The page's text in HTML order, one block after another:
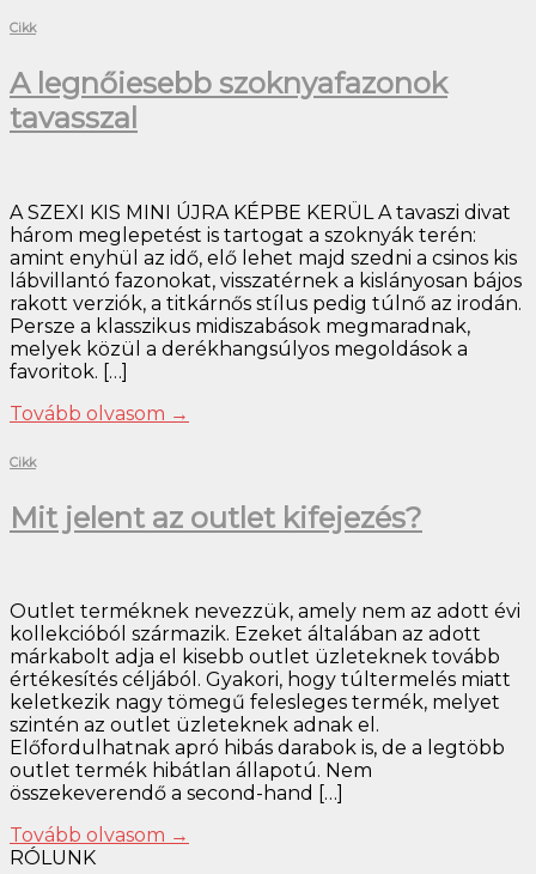
Cikk
A legnőiesebb szoknyafazonok
tavasszal
A SZEXI KIS MINI ÚJRA KÉPBE KERÜL A tavaszi divat
három meglepetést is tartogat a szoknyák terén:
amint enyhül az idő, elő lehet majd szedni a csinos kis
lábvillantó fazonokat, visszatérnek a kislányosan bájos
rakott verziók, a titkárnős stílus pedig túlnő az irodán.
Persze a klasszikus midiszabások megmaradnak,
melyek közül a derékhangsúlyos megoldások a
favoritok. […]
Tovább olvasom →
Cikk
Mit jelent az outlet kifejezés?
Outlet terméknek nevezzük, amely nem az adott évi
kollekcióból származik. Ezeket általában az adott
márkabolt adja el kisebb outlet üzleteknek tovább
értékesítés céljából. Gyakori, hogy túltermelés miatt
keletkezik nagy tömegű felesleges termék, melyet
szintén az outlet üzleteknek adnak el.
Előfordulhatnak apró hibás darabok is, de a legtöbb
outlet termék hibátlan állapotú. Nem
összekeverendő a second-hand […]
Tovább olvasom →
RÓLUNK